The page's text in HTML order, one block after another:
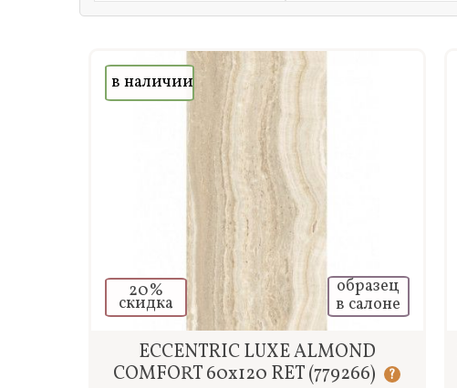
в наличии
20%
скидка
образец
в салоне
Быстрый просмотр
ECCENTRIC LUXE ALMOND
COMFORT 60x120 RET (779266)
?